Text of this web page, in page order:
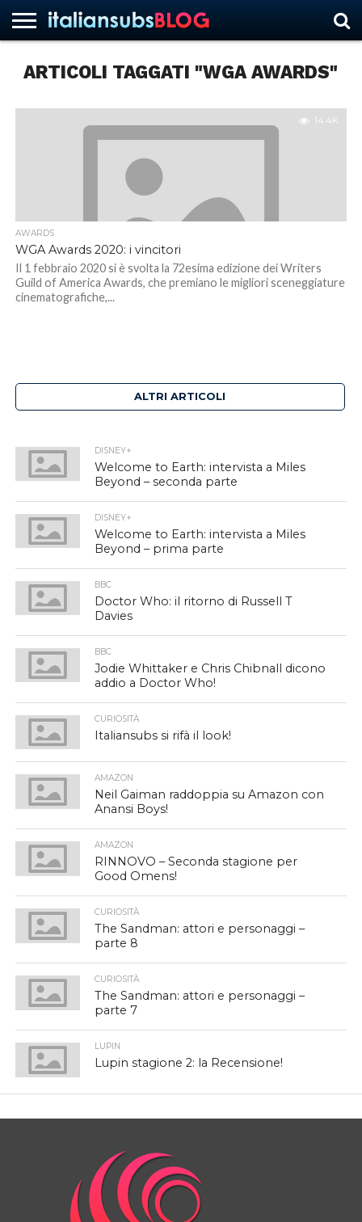
NEWS
ASCOLTI
RECENSIONI
INTERVISTE
CURIOSITÀ
CHI
CONTATTACI
FORUM
ITALIANSUBS
ARTICOLI TAGGATI "WGA AWARDS"
14.4K
AWARDS
WGA Awards 2020: i vincitori
Il 1 febbraio 2020 si è svolta la 72esima edizione dei Writers
Guild of America Awards, che premiano le migliori sceneggiature
cinematografiche,...
ALTRI ARTICOLI
DISNEY+
Welcome to Earth: intervista a Miles
Beyond – seconda parte
DISNEY+
Welcome to Earth: intervista a Miles
Beyond – prima parte
BBC
Doctor Who: il ritorno di Russell T
Davies
BBC
Jodie Whittaker e Chris Chibnall dicono
addio a Doctor Who!
CURIOSITÀ
Italiansubs si rifà il look!
AMAZON
Neil Gaiman raddoppia su Amazon con
Anansi Boys!
AMAZON
RINNOVO – Seconda stagione per
Good Omens!
CURIOSITÀ
The Sandman: attori e personaggi –
parte 8
CURIOSITÀ
The Sandman: attori e personaggi –
parte 7
LUPIN
Lupin stagione 2: la Recensione!